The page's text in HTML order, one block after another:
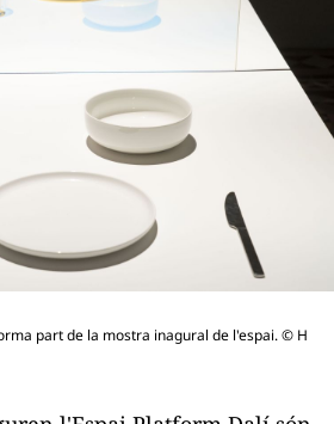
part de la mostra inagural de l'espai. © H